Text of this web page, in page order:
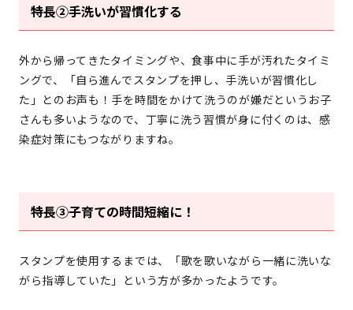
特長②手洗いが習慣化する
外から帰ってきたタイミングや、食事中に手が汚れたタイミ
ングで、「自ら進んでスタンプを押し、手洗いが習慣化し
た」とのお声も！手を時間をかけて洗うのが嫌だというお子
さんも多いようなので、丁寧に洗う習慣が身に付くのは、感
染症対策にもつながりますね。
特長③子育ての時間短縮に！
スタンプを使用するまでは、「歌を歌いながら一緒に洗いな
がら指導していた」という方が多かったようです。